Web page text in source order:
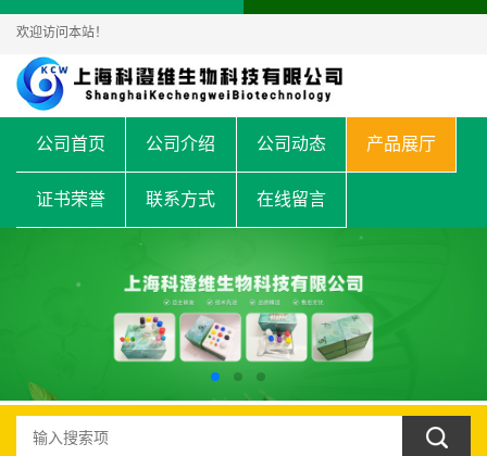
欢迎访问本站！
公司首页 公司介绍 公司动态 产品展厅
证书荣誉 联系方式 在线留言